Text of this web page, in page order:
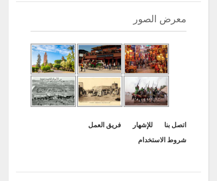
معرض الصور
اتصل بنا للإشهار
فريق العمل
شروط الاستخدام